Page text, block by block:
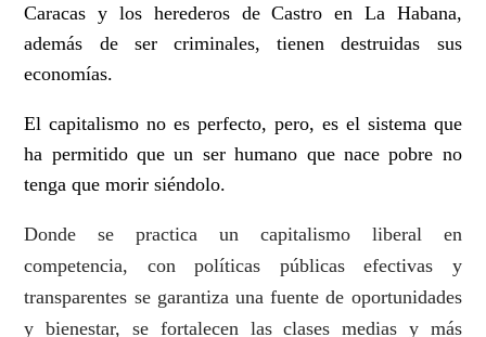
Caracas y los herederos de Castro en La Habana,
además de ser criminales, tienen destruidas sus
economías.
El capitalismo no es perfecto, pero, es el sistema que
ha permitido que un ser humano que nace pobre no
tenga que morir siéndolo.
Donde se practica un capitalismo liberal en
competencia, con políticas públicas efectivas y
transparentes se garantiza una fuente de oportunidades
y bienestar, se fortalecen las clases medias y más